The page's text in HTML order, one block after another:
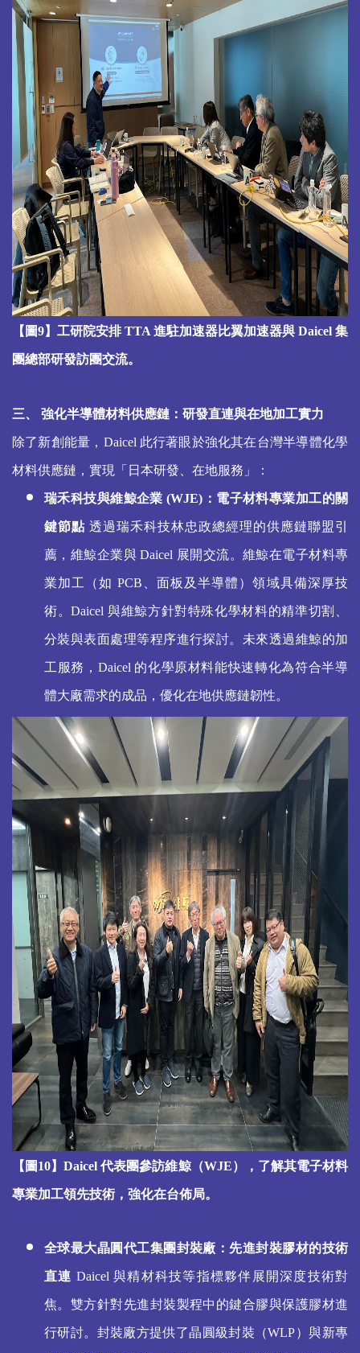
【圖9】工研院安排 TTA 進駐加速器比翼加速器與 Daicel 集
團總部研發訪團交流。
三、 強化半導體材料供應鏈：研發直連與在地加工實力
除了新創能量，Daicel 此行著眼於強化其在台灣半導體化學
材料供應鏈，實現「日本研發、在地服務」：
瑞禾科技與維鯨企業 (WJE)：電子材料專業加工的關
鍵節點 透過瑞禾科技林忠政總經理的供應鏈聯盟引
薦，維鯨企業與 Daicel 展開交流。維鯨在電子材料專
業加工（如 PCB、面板及半導體）領域具備深厚技
術。Daicel 與維鯨方針對特殊化學材料的精準切割、
分裝與表面處理等程序進行探討。未來透過維鯨的加
工服務，Daicel 的化學原材料能快速轉化為符合半導
體大廠需求的成品，優化在地供應鏈韌性。
【圖10】Daicel 代表團參訪維鯨（WJE），了解其電子材料
專業加工領先技術，強化在台佈局。
全球最大晶圓代工集團封裝廠：先進封裝膠材的技術
直連 Daicel 與精材科技等指標夥伴展開深度技術對
焦。雙方針對先進封裝製程中的鍵合膠與保護膠材進
行研討。封裝廠方提供了晶圓級封裝（WLP）與新專